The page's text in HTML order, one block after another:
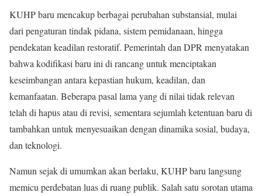
KUHP baru mencakup berbagai perubahan substansial, mulai
dari pengaturan tindak pidana, sistem pemidanaan, hingga
pendekatan keadilan restoratif. Pemerintah dan DPR menyatakan
bahwa kodifikasi baru ini di rancang untuk menciptakan
keseimbangan antara kepastian hukum, keadilan, dan
kemanfaatan. Beberapa pasal lama yang di nilai tidak relevan
telah di hapus atau di revisi, sementara sejumlah ketentuan baru di
tambahkan untuk menyesuaikan dengan dinamika sosial, budaya,
dan teknologi.
Namun sejak di umumkan akan berlaku, KUHP baru langsung
memicu perdebatan luas di ruang publik. Salah satu sorotan utama